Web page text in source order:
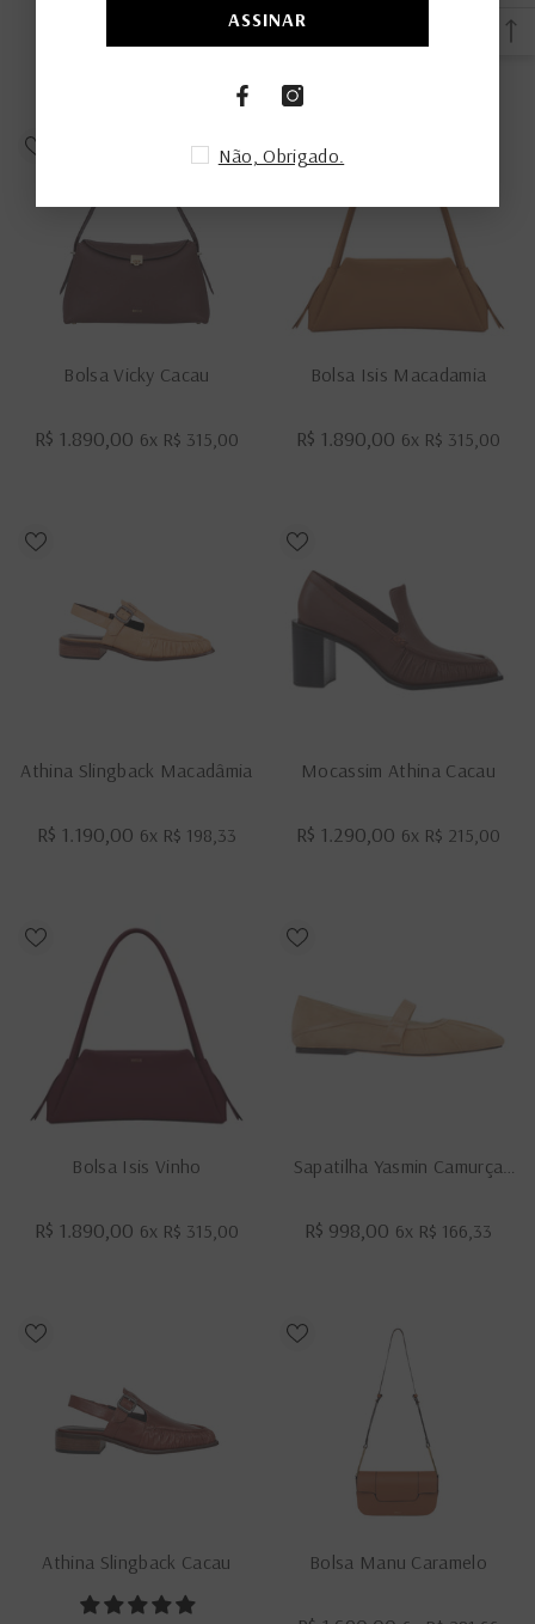
R$ 689,00 6xR$ 114,83
R$ 1.190,00
Bolsa Vicky Cacau
R$ 1.890,00 6x R$ 315,00
Bolsa Isis Macadamia
R$ 1.890,00 6x R$ 315,00
Athina Slingback Macadâmia
R$ 1.190,00 6x R$ 198,33
Mocassim Athina Cacau
R$ 1.290,00 6x R$ 215,00
Bolsa Isis Vinho
R$ 1.890,00 6x R$ 315,00
Sapatilha Yasmin Camurça
R$ 998,00 6x R$ 166,33
Athina Slingback Cacau Bolsa Manu Caramelo
ASSINAR
Não, Obrigado.